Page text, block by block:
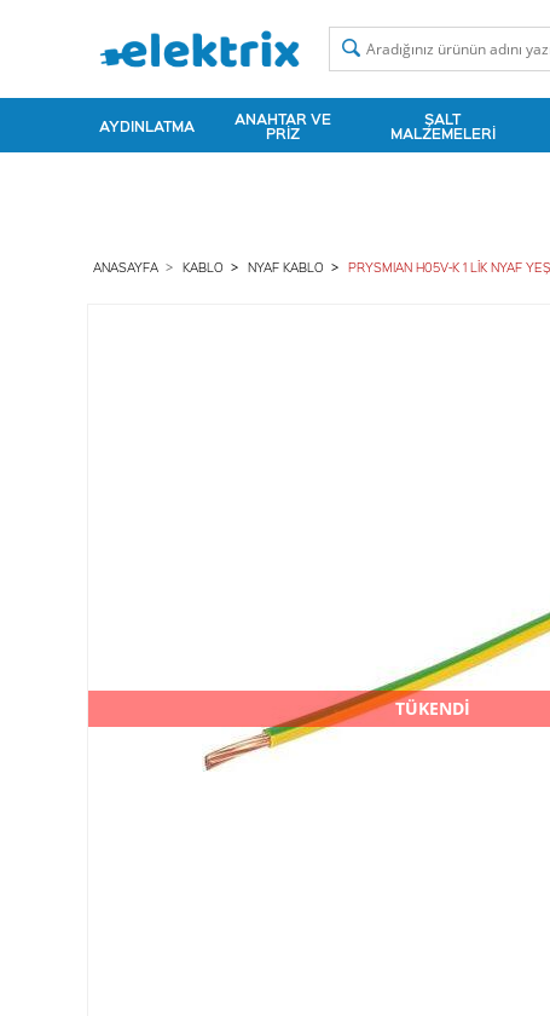
AYDINLATMA ANAHTAR VE
PRIZ
ŞALT
MALZEMELERI
ANASAYFA KABLO NYAF KABLO PRYSMIAN H05V-K 1 LİK NYAF
TÜKENDİ